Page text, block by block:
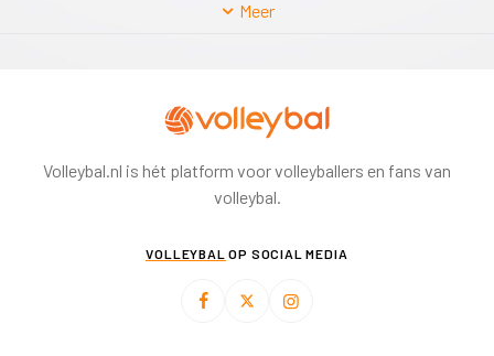
Meer
Volleybal.nl is hét platform voor volleyballers en fans van
volleybal.
VOLLEYBAL OP SOCIAL MEDIA